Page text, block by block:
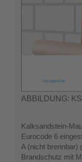
ABBILDUNG: KS
Kalksandstein-
Eurocode 6
A (nicht brennbar)
Brandschutz mit